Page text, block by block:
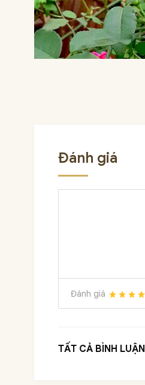
Đánh giá
Đánh giá
TẤT CẢ BÌNH LUẬN